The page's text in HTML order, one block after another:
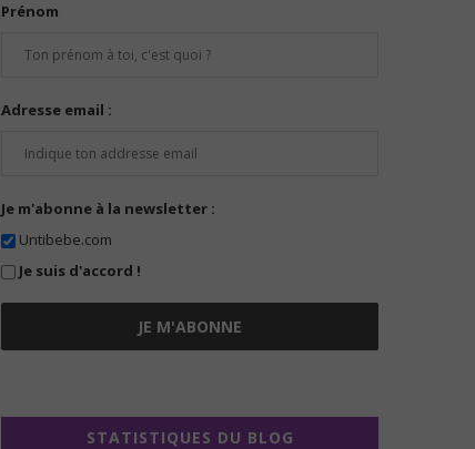
Prénom
Adresse email :
Je m'abonne à la newsletter :
Untibebe.com
Je suis d'accord !
STATISTIQUES DU BLOG